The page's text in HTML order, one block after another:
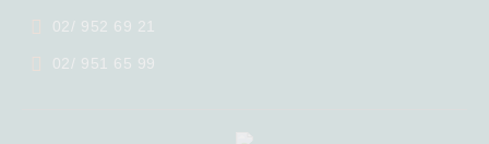
02/ 952 69 21
02/ 951 65 99